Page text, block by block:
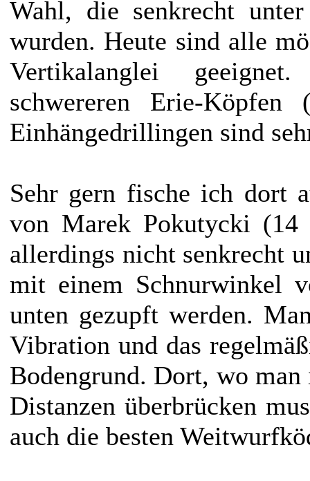
Wahl, die senkrecht
wurden. Heute sind alle
Vertikalanglei
schwereren Erie-
Einhängedrillingen sind
Sehr gern fische ich dort
von Marek Pokutycki
allerdings nicht senkrecht
mit einem Schnurwinkel
unten gezupft werden.
Vibration und das
Bodengrund. Dort, wo
Distanzen überbrücken
auch die besten